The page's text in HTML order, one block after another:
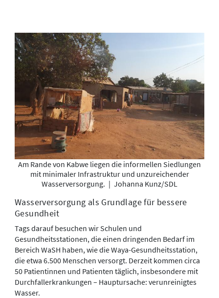
Am Rande von Kabwe liegen die informellen Siedlungen
mit minimaler Infrastruktur und unzureichender
Wasserversorgung. | Johanna Kunz/SDL
Wasserversorgung als Grundlage für bessere
Gesundheit
Tags darauf besuchen wir Schulen und
Gesundheitsstationen, die einen dringenden Bedarf im
Bereich WaSH haben, wie die Waya-Gesundheitsstation,
die etwa 6.500 Menschen versorgt. Derzeit kommen circa
50 Patientinnen und Patienten täglich, insbesondere mit
Durchfallerkrankungen – Hauptursache: verunreinigtes
Wasser.